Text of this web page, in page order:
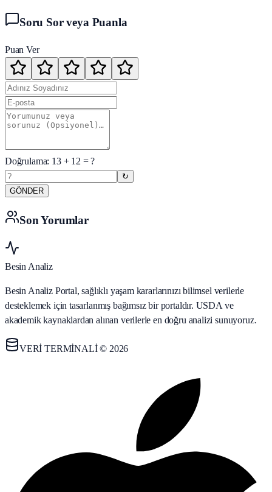
Soru Sor veya Puanla
Puan Ver
Doğrulama: 13+ 12 = ?
↻
GÖNDER
Son Yorumlar
Besin Analiz
Besin Analiz Portal, sağlıklı yaşam kararlarınızı bilimsel verilerle
desteklemek için tasarlanmış bağımsız bir portaldır. USDA ve
akademik kaynaklardan alınan verilerle en doğru analizi sunuyoruz.
VERİ TERMİNALİ © 2026